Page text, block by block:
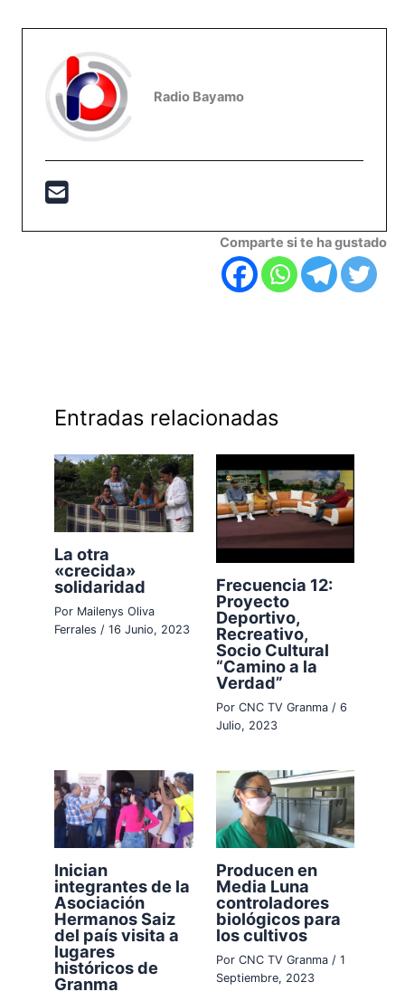
Radio Bayamo
Comparte si te ha gustado
Entradas relacionadas
La otra
«crecida»
solidaridad
Por Mailenys Oliva
Ferrales/16 Junio, 2023
Frecuencia 12:
Proyecto
Deportivo,
Recreativo,
Socio Cultural
“Camino a la
Verdad”
Por CNC TV Granma / 6
Julio, 2023
Inician
integrantes de la
Asociación
Hermanos Saiz
del país visita a
lugares
históricos de
Granma
Producen en
Media Luna
controladores
biológicos para
los cultivos
Por CNC TV Granma / 1
Septiembre, 2023